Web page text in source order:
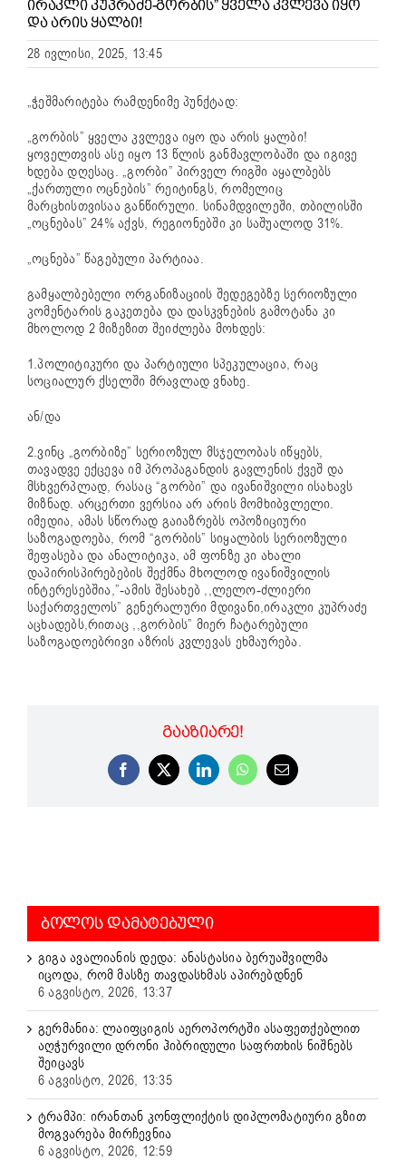
ᲘᲠᲐᲙᲚᲘ ᲙᲣᲞᲠᲐᲫᲔ-ᲒᲝᲠᲑᲘᲡ” ᲧᲕᲔᲚᲐ ᲙᲕᲚᲔᲕᲐ ᲘᲧᲝ
ᲓᲐ ᲐᲠᲘᲡ ᲧᲐᲚᲑᲘ!
28 ივლისი, 2025, 13:45
„ჭეშმარიტება რამდენიმე პუნქტად:
„გორბის” ყველა კვლევა იყო და არის ყალბი!
ყოველთვის ასე იყო 13 წლის განმავლობაში და იგივე
ხდება დღესაც. „გორბი” პირველ რიგში აყალბებს
„ქართული ოცნების” რეიტინგს, რომელიც
მარცხისთვისაა განწირული. სინამდვილეში, თბილისში
„ოცნებას” 24% აქვს, რეგიონებში კი საშუალოდ 31%.
„ოცნება” წაგებული პარტიაა.
გამყალბებელი ორგანიზაციის შედეგებზე სერიოზული
კომენტარის გაკეთება და დასკვნების გამოტანა კი
მხოლოდ 2 მიზეზით შეიძლება მოხდეს:
1.პოლიტიკური და პარტიული სპეკულაცია, რაც
სოციალურ ქსელში მრავლად ვნახე.
ან/და
2.ვინც „გორბიზე” სერიოზულ მსჯელობას იწყებს,
თავადვე ექცევა იმ პროპაგანდის გავლენის ქვეშ და
მსხვერპლად, რასაც “გორბი” და ივანიშვილი ისახავს
მიზნად. არცერთი ვერსია არ არის მომხიბვლელი.
იმედია, ამას სწორად გაიაზრებს ოპოზიციური
საზოგადოება, რომ “გორბის” სიყალბის სერიოზული
შეფასება და ანალიტიკა, ამ ფონზე კი ახალი
დაპირისპირებების შექმნა მხოლოდ ივანიშვილის
ინტერესებშია,”-ამის შესახებ ,,ლელო-ძლიერი
საქართველოს” გენერალური მდივანი,ირაკლი კუპრაძე
აცხადებს,რითაც ,,გორბის” მიერ ჩატარებული
საზოგადოებრივი აზრის კვლევას ეხმაურება.
ᲒᲐᲐᲖᲘᲐᲠᲔ!
Facebook
X LinkedInWhatsApp
Email
ᲑᲝᲚᲝᲡ ᲓᲐᲛᲐᲢᲔᲑᲣᲚᲘ
გიგა ავალიანის დედა: ანასტასია ბერუაშვილმა
იცოდა, რომ მასზე თავდასხმას აპირებდნენ
6 აგვისტო, 2026, 13:37
გერმანია: ლაიფციგის აეროპორტში ასაფეთქებლით
აღჭურვილი დრონი ჰიბრიდული საფრთხის ნიშნებს
შეიცავს
6 აგვისტო, 2026, 13:35
ტრამპი: ირანთან კონფლიქტის დიპლომატიური გზით
მოგვარება მირჩევნია
6 აგვისტო, 2026, 12:59